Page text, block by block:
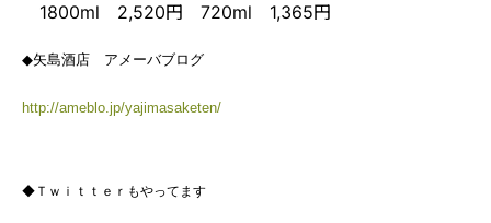
1800ml 2,520円 720ml 1,365円
◆矢島酒店 アメーバブログ
http://ameblo.jp/yajimasaketen/
◆Ｔｗｉｔｔｅｒもやってます